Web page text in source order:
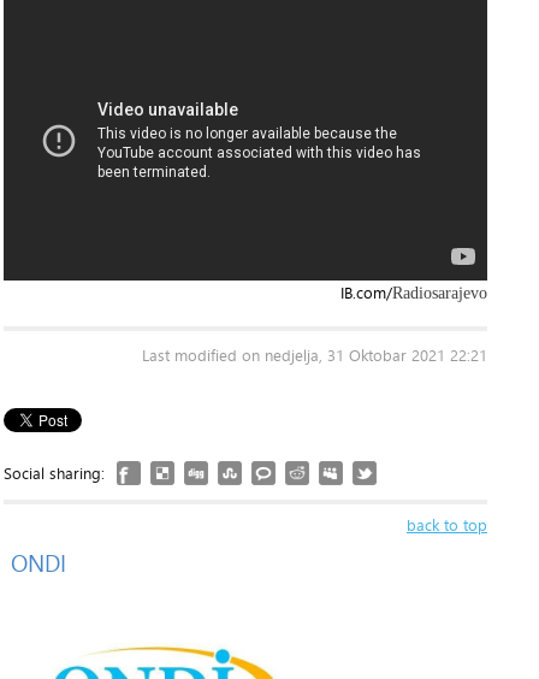
IB.com/Radiosarajevo
Last modified on nedjelja, 31 Oktobar 2021 22:21
Social sharing:
back to top
ONDI